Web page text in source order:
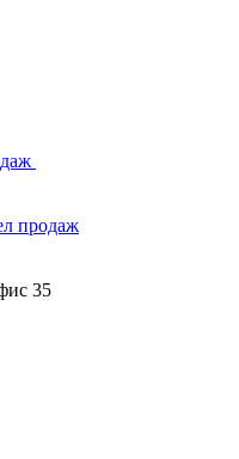
продаж
35